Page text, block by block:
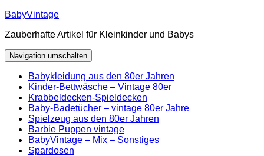
Zum
springen
BabyVintage
Zauberhafte Artikel für Kleinkinder und Babys
Navigation umschalten
Babykleidung aus den 80er Jahren
Kinder-Bettwäsche – Vintage 80er
Krabbeldecken-Spieldecken
Baby-Badetücher – vintage 80er Jahre
Spielzeug aus den 80er Jahren
Barbie Puppen vintage
BabyVintage – Mix – Sonstiges
Spardosen